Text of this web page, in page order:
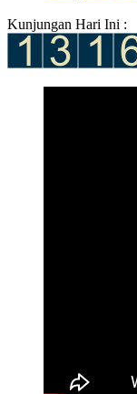
Kunjungan Hari Ini :